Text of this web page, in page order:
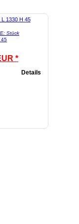
Stück
45
*
Details